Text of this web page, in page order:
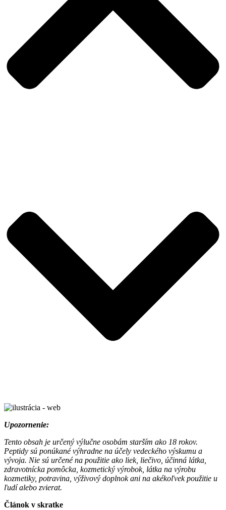
Upozornenie:
Tento obsah je určený výlučne osobám starším ako 18 rokov.
Peptidy sú ponúkané výhradne na účely vedeckého výskumu a
vývoja. Nie sú určené na použitie ako liek, liečivo, účinná látka,
zdravotnícka pomôcka, kozmetický výrobok, látka na výrobu
kozmetiky, potravina, výživový doplnok ani na akékoľvek použitie u
ľudí alebo zvierat.
Článok v skratke